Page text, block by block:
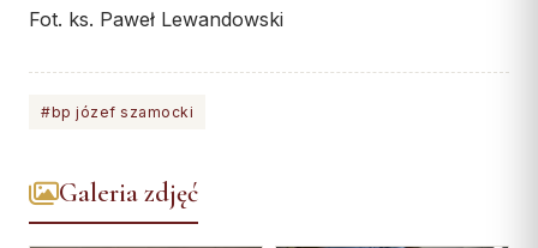
Fot. ks. Paweł Lewandowski
#bp józef szamocki
Galeria zdjęć